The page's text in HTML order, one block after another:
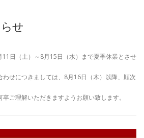
せ
日（土）～8月15日（水）まで夏季休業とさせ
わせにつきましては、8月16日（木）以降、順次
ご理解いただきますようお願い致します。